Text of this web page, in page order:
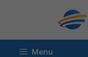
contenuto
Menu